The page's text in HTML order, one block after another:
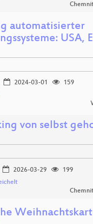
automatisierter
USA,
2024-03-01
159
von selbst
2026-03-29
199